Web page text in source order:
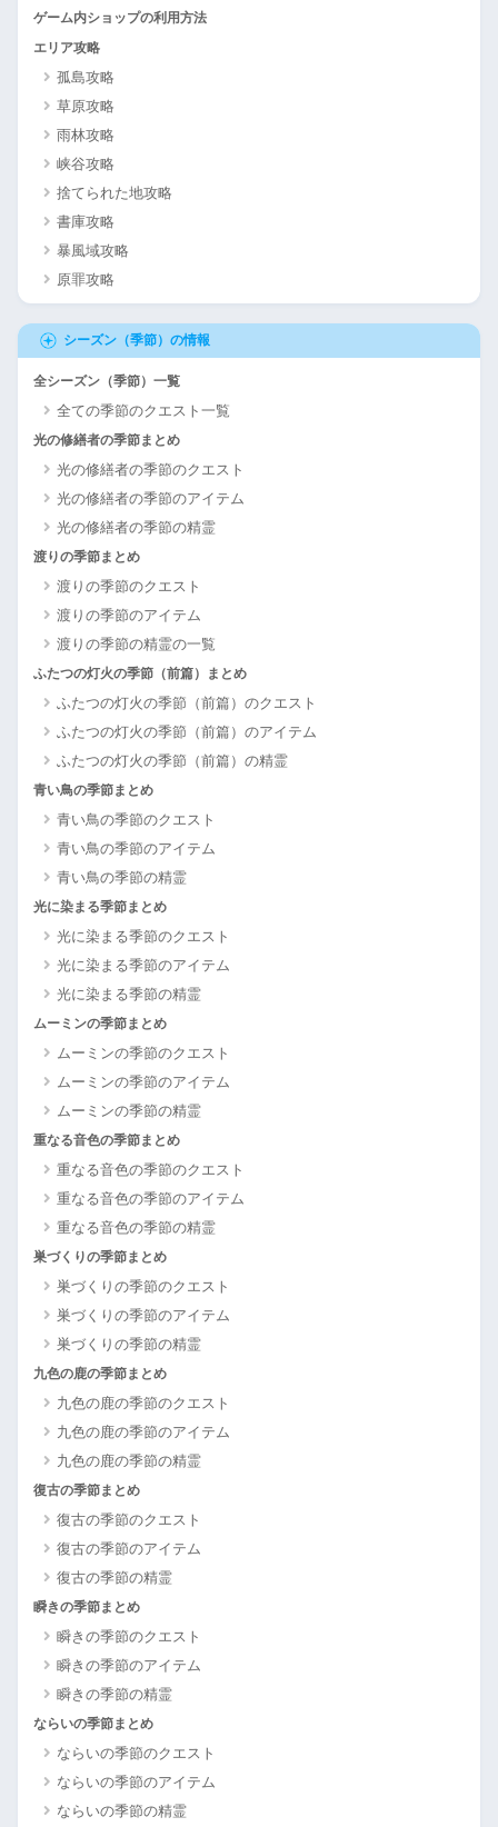
ゲーム内ショップの利用方法
エリア攻略
孤島攻略
草原攻略
雨林攻略
峡谷攻略
捨てられた地攻略
書庫攻略
暴風域攻略
原罪攻略
シーズン（季節）の情報
全シーズン（季節）一覧
全ての季節のクエスト一覧
光の修繕者の季節まとめ
光の修繕者の季節のクエスト
光の修繕者の季節のアイテム
光の修繕者の季節の精霊
渡りの季節まとめ
渡りの季節のクエスト
渡りの季節のアイテム
渡りの季節の精霊の一覧
ふたつの灯火の季節（前篇）まとめ
ふたつの灯火の季節（前篇）のクエスト
ふたつの灯火の季節（前篇）のアイテム
ふたつの灯火の季節（前篇）の精霊
青い鳥の季節まとめ
青い鳥の季節のクエスト
青い鳥の季節のアイテム
青い鳥の季節の精霊
光に染まる季節まとめ
光に染まる季節のクエスト
光に染まる季節のアイテム
光に染まる季節の精霊
ムーミンの季節まとめ
ムーミンの季節のクエスト
ムーミンの季節のアイテム
ムーミンの季節の精霊
重なる音色の季節まとめ
重なる音色の季節のクエスト
重なる音色の季節のアイテム
重なる音色の季節の精霊
巣づくりの季節まとめ
巣づくりの季節のクエスト
巣づくりの季節のアイテム
巣づくりの季節の精霊
九色の鹿の季節まとめ
九色の鹿の季節のクエスト
九色の鹿の季節のアイテム
九色の鹿の季節の精霊
復古の季節まとめ
復古の季節のクエスト
復古の季節のアイテム
復古の季節の精霊
瞬きの季節まとめ
瞬きの季節のクエスト
瞬きの季節のアイテム
瞬きの季節の精霊
ならいの季節まとめ
ならいの季節のクエスト
ならいの季節のアイテム
ならいの季節の精霊